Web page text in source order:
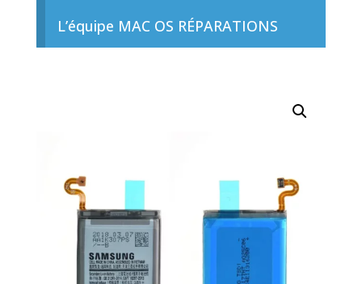
L’équipe MAC OS RÉPARATIONS